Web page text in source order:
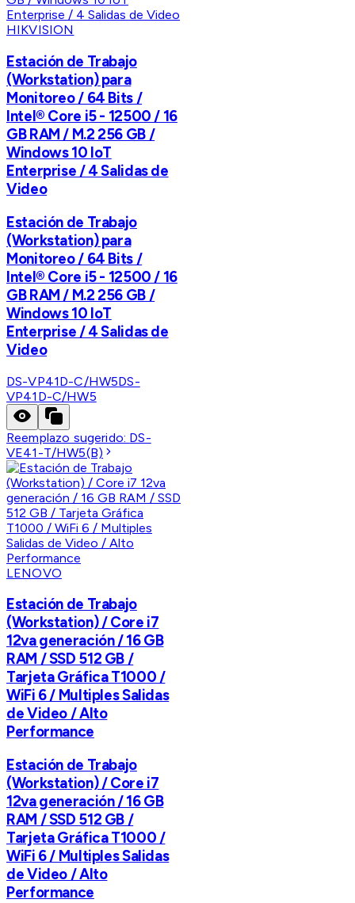
HIKVISION
Estación de Trabajo
(Workstation) para
Monitoreo / 64 Bits /
Intel® Core i5 - 12500 / 16
GB RAM / M.2 256 GB /
Windows 10 IoT
Enterprise / 4 Salidas de
Video
Estación de Trabajo
(Workstation) para
Monitoreo / 64 Bits /
Intel® Core i5 - 12500 / 16
GB RAM / M.2 256 GB /
Windows 10 IoT
Enterprise / 4 Salidas de
Video
DS-VP41D-C/HW5DS-
VP41D-C/HW5
Reemplazo sugerido: DS-
VE41-T/HW5(B)
LENOVO
Estación de Trabajo
(Workstation) / Core i7
12va generación / 16 GB
RAM / SSD 512 GB /
Tarjeta Gráfica T1000 /
WiFi 6 / Multiples Salidas
de Video / Alto
Performance
Estación de Trabajo
(Workstation) / Core i7
12va generación / 16 GB
RAM / SSD 512 GB /
Tarjeta Gráfica T1000 /
WiFi 6 / Multiples Salidas
de Video / Alto
Performance